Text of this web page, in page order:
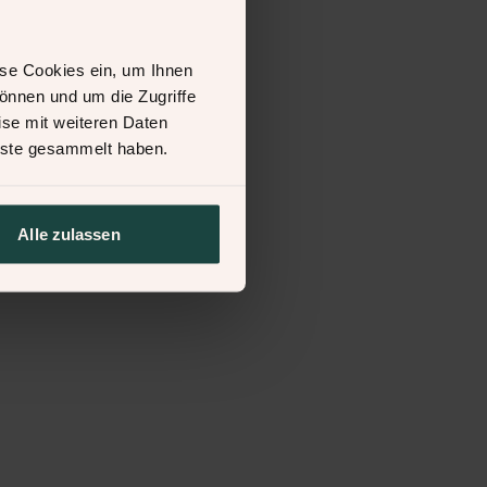
Cookies ein, um Ihnen
und um die Zugriffe
mit weiteren Daten
gesammelt haben.
Alle zulassen